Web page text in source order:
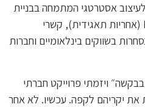
אסטרטגי המתמחה בבניית
מסרים ויזואליים בתחום ה- ESG (אחריות תאגידית), קשרי
בשווקים בינלאומיים וחברות
ויזמתי פרוייקט חברתי
יקריהם לקפה. עכשיו. לא אחר